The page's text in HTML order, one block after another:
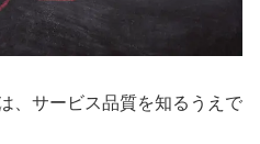
、サービス品質を知るうえで